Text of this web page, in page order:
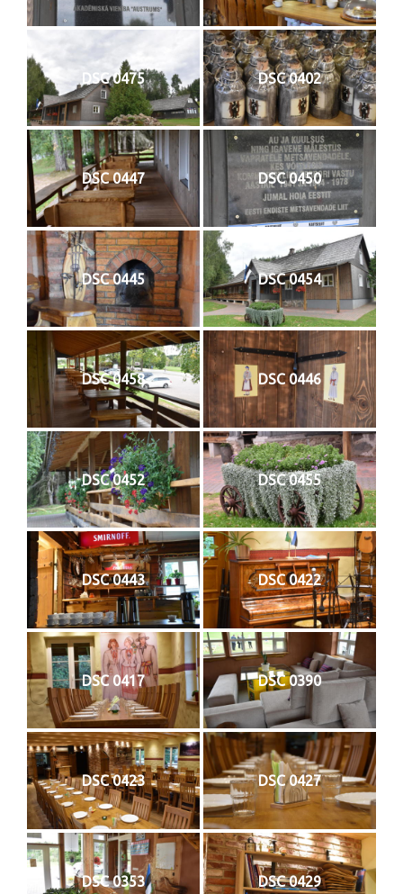
DSC 0475 DSC 0402
DSC 0447 DSC 0450
DSC 0445 DSC 0454
DSC 0458 DSC 0446
DSC 0452 DSC 0455
DSC 0443 DSC 0422
DSC 0417 DSC 0390
DSC 0423 DSC 0427
DSC 0353 DSC 0429